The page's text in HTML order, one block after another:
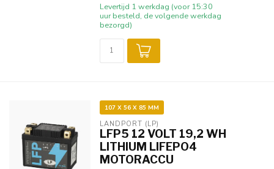
Levertijd 1 werkdag (voor 15:30
uur besteld, de volgende werkdag
bezorgd)
107 X 56 X 85 MM
LANDPORT (LP)
LFP5 12 VOLT 19,2 WH
LITHIUM LIFEPO4
MOTORACCU